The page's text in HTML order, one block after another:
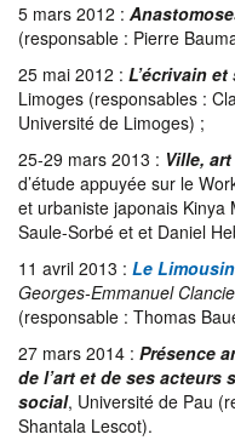
5 mars 2012 :
(responsable : Pierre
25 mai 2012 : L’écrivain
Limoges (responsables :
Université de Limoges) ;
25-29 mars 2013 : Ville,
d’étude appuyée sur le
et urbaniste japonais Kinya
Saule-Sorbé et et Daniel
11 avril 2013 : Le
Georges-Emmanuel
(responsable : Thomas
27 mars 2014 : Présence
de l’art et de ses acteurs
social, Université de Pau
Shantala Lescot).